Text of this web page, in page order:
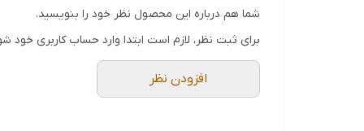
شما هم درباره این محصول نظر خود را بنویسید.
برای ثبت نظر، لازم است ابتدا وارد حساب کاربری خود
افزودن نظر